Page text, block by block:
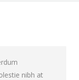
nibh at